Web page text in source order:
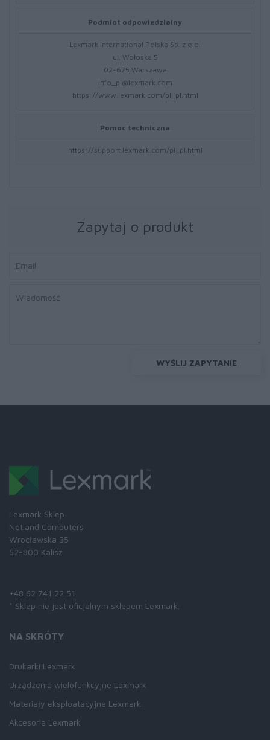
Podmiot odpowiedzialny
Lexmark International Polska Sp. z o.o.
ul. Wołoska 5
02-675 Warszawa
info_pl@lexmark.com
https://www.lexmark.com/pl_pl.html
Pomoc techniczna
https://support.lexmark.com/pl_pl.html
Zapytaj o produkt
WYŚLIJ ZAPYTANIE
Lexmark Sklep
Netland Computers
Wrocławska 35
62-800 Kalisz
+48 62 741 22 51
* Sklep nie jest oficjalnym sklepem Lexmark.
NA SKRÓTY
Drukarki Lexmark
Urządzenia wielofunkcyjne Lexmark
Materiały eksploatacyjne Lexmark
Akcesoria Lexmark